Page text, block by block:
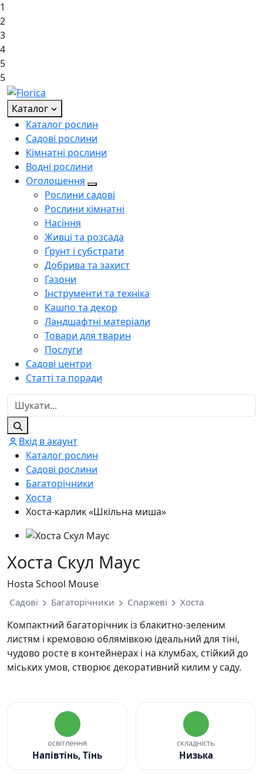
1
2
3
4
5
5
Каталог
Каталог рослин
Садові рослини
Кімнатні рослини
Водні рослини
Оголошення
Рослини садові
Рослини кімнатні
Насіння
Живці та розсада
Ґрунт і субстрати
Добрива та захист
Газони
Інструменти та техніка
Кашпо та декор
Ландшафтні матеріали
Товари для тварин
Послуги
Садові центри
Статті та поради
Вхід в акаунт
Каталог рослин
Садові рослини
Багаторічники
Хоста
Хоста-карлик «Шкільна миша»
Хоста Скул Маус
Hosta School Mouse
Садові Багаторічники Спаржеві Хоста
Компактний багаторічник із блакитно-зеленим
листям і кремовою облямівкою ідеальний для тіні,
чудово росте в контейнерах і на клумбах, стійкий до
міських умов, створює декоративний килим у саду.
освітлення
Напівтінь, Тінь
складність
Низька